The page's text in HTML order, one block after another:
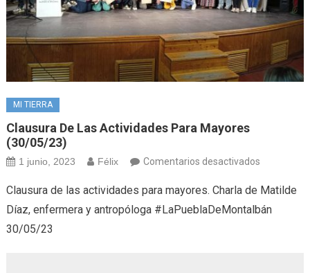
MI TIERRA
Clausura De Las Actividades Para Mayores
(30/05/23)
1 junio, 2023 Félix Comentarios desactivadosen
de
las
Clausura de las actividades para mayores. Charla de Matilde
Díaz, enfermera y antropóloga #LaPueblaDeMontalbán
30/05/23